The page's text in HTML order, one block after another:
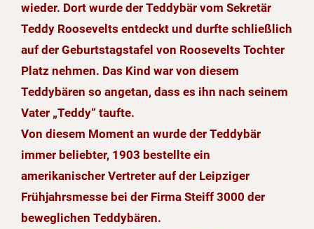
wieder. Dort wurde der Teddybär vom Sekretär
Teddy Roosevelts entdeckt und durfte schließlich
auf der Geburtstagstafel von Roosevelts Tochter
Platz nehmen. Das Kind war von diesem
Teddybären so angetan, dass es ihn nach seinem
Vater „Teddy“ taufte.
Von diesem Moment an wurde der Teddybär
immer beliebter, 1903 bestellte ein
amerikanischer Vertreter auf der Leipziger
Frühjahrsmesse bei der Firma Steiff 3000 der
beweglichen Teddybären.